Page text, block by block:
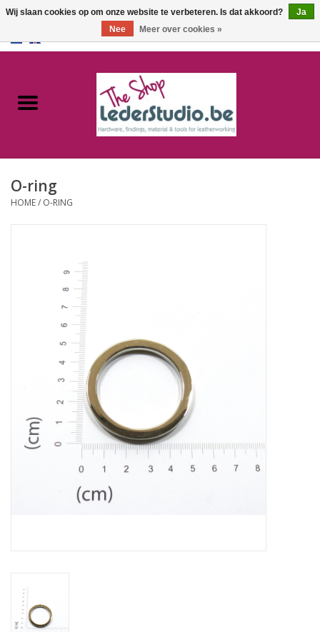
Catalogus
FAQ
O-ring
HOME/ O-RING
Wij slaan cookies op om onze website te verbeteren. Is dat akkoord?
Ja
Nee
Meer over cookies »